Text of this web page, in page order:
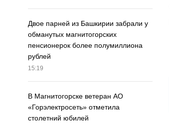
Двое парней из Башкирии забрали у
обманутых магнитогорских
пенсионерок более полумиллиона
рублей
15:19
В Магнитогорске ветеран АО
«Горэлектросеть» отметила
столетний юбилей